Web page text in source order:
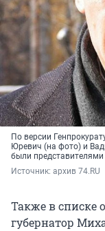
По версии
Юревич (на фото) и
были представителями
Источник: архив 74.RU
Также в списке
губернатор